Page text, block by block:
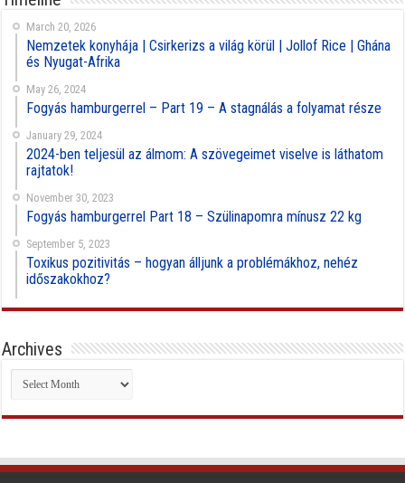
March 20, 2026
Nemzetek konyhája | Csirkerizs a világ körül | Jollof Rice | Ghána
és Nyugat-Afrika
May 26, 2024
Fogyás hamburgerrel – Part 19 – A stagnálás a folyamat része
January 29, 2024
2024-ben teljesül az álmom: A szövegeimet viselve is láthatom
rajtatok!
November 30, 2023
Fogyás hamburgerrel Part 18 – Szülinapomra mínusz 22 kg
September 5, 2023
Toxikus pozitivitás – hogyan álljunk a problémákhoz, nehéz
időszakokhoz?
Archives
Archives